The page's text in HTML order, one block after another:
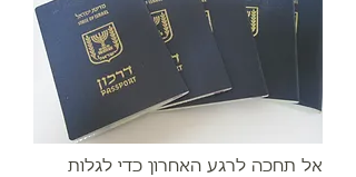
אל תחכה לרגע האחרון כדי לגלות